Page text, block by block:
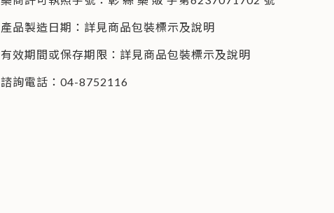
產品製造日期：詳見商品包裝標示及說明
有效期間或保存期限：詳見商品包裝標示及說明
諮詢電話：04-8752116